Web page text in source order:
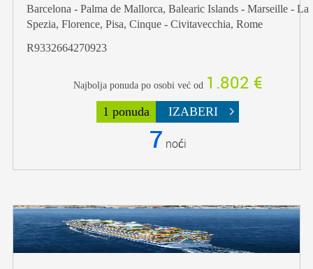
7 noći
Barcelona - Palma de Mallorca, Balearic Islands - Marseille - La
Spezia, Florence, Pisa, Cinque - Civitavecchia, Rome
R9332664270923
Najbolja ponuda po osobi već od 1.802 €
1 ponuda IZABERI